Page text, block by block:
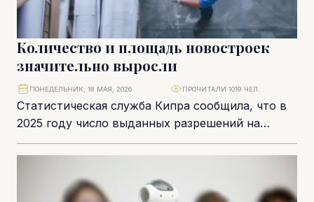
Количество и площадь новостроек
значительно выросли
Статистическая служба Кипра сообщила, что в
2025 году число выданных разрешений на
строительство увеличилось на 19,5 % по
сравнению с...
ПОНЕДЕЛЬНИК, 18 МАЯ, 2026 ПРОЧИТАЛИ 1019 ЧЕЛ.